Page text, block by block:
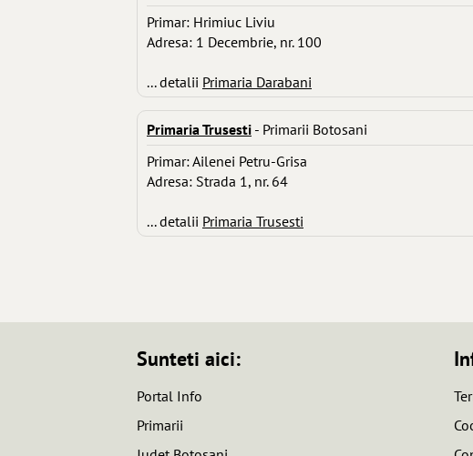
Primar: Hrimiuc Liviu
Adresa: 1 Decembrie, nr. 100
... detalii Primaria Darabani
Primaria Trusesti - Primarii Botosani
Primar: Ailenei Petru-Grisa
Adresa: Strada 1, nr. 64
... detalii Primaria Trusesti
Sunteti aici:
Portal Info
Primarii